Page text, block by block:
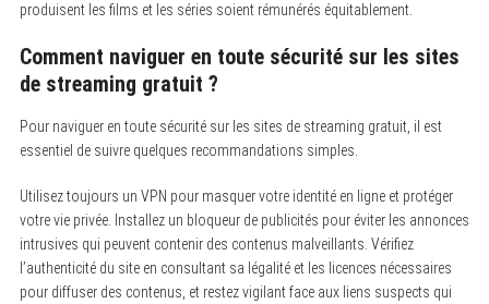
produisent les films et les séries soient rémunérés équitablement.
Comment naviguer en toute sécurité sur les sites
de streaming gratuit ?
Pour naviguer en toute sécurité sur les sites de streaming gratuit, il est
essentiel de suivre quelques recommandations simples.
Utilisez toujours un VPN pour masquer votre identité en ligne et protéger
votre vie privée. Installez un bloqueur de publicités pour éviter les annonces
intrusives qui peuvent contenir des contenus malveillants. Vérifiez
l’authenticité du site en consultant sa légalité et les licences nécessaires
pour diffuser des contenus, et restez vigilant face aux liens suspects qui